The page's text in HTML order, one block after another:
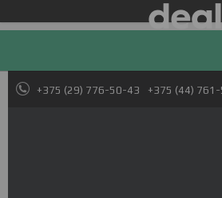
+375 (29) 776-50-43 +375 (44)